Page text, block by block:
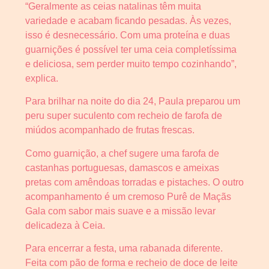
“Geralmente as ceias natalinas têm muita
variedade e acabam ficando pesadas. Às vezes,
isso é desnecessário. Com uma proteína e duas
guarnições é possível ter uma ceia completíssima
e deliciosa, sem perder muito tempo cozinhando”,
explica.
Para brilhar na noite do dia 24, Paula preparou um
peru super suculento com recheio de farofa de
miúdos acompanhado de frutas frescas.
Como guarnição, a chef sugere uma farofa de
castanhas portuguesas, damascos e ameixas
pretas com amêndoas torradas e pistaches. O outro
acompanhamento é um cremoso Purê de Maçãs
Gala com sabor mais suave e a missão levar
delicadeza à Ceia.
Para encerrar a festa, uma rabanada diferente.
Feita com pão de forma e recheio de doce de leite